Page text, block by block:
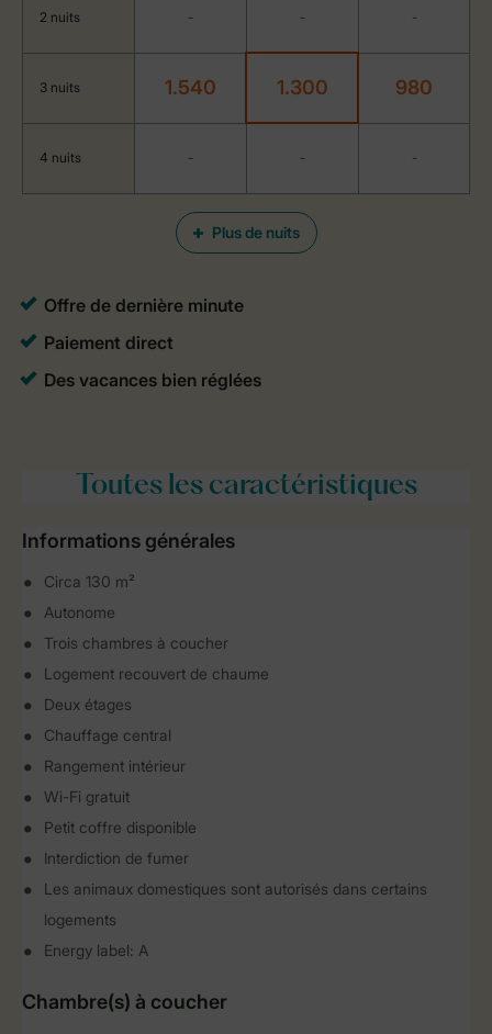
Plus de nuits
2 nuits - - -
3 nuits 1.540 1.300 980
4 nuits - - -
Toutesles caractéristiques
Informations générales
Circa 130 m²
Autonome
Trois chambres à coucher
Logement recouvert de chaume
Deux étages
Chauffage central
Rangement intérieur
Wi-Fi gratuit
Petit coffre disponible
Interdiction de fumer
Les animaux domestiques sont autorisés dans certains
logements
Energy label: A
Chambre(s) à coucher